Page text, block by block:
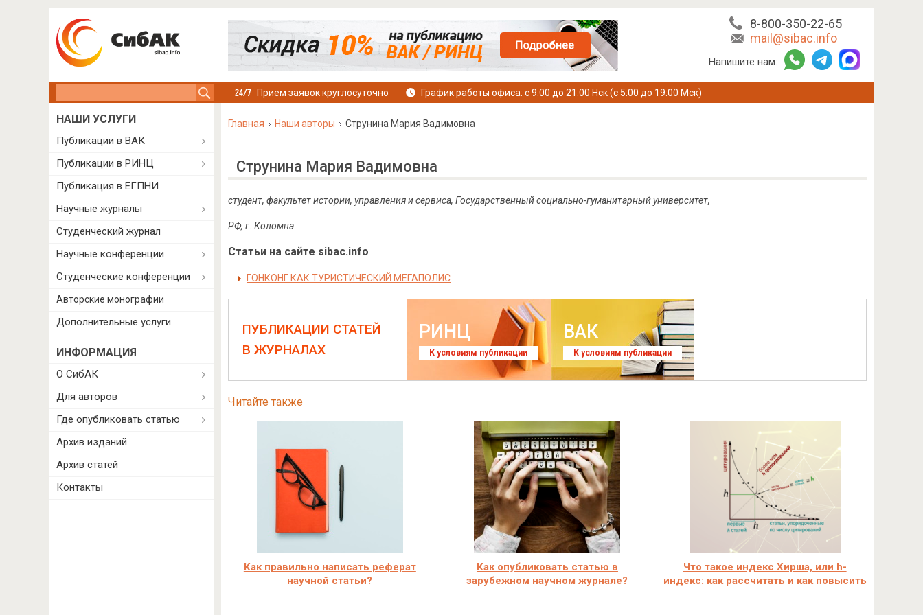
8-800-350-22-65
mail@sibac.info
Напишите нам:
Прием заявок круглосуточно График работы офиса: с 9:00 до 21:00 Нск (с 5:00 до 19:00 Мск)
Главная Наши авторы Струнина Мария Вадимовна
Струнина Мария Вадимовна
студент, факультет истории, управления и сервиса, Государственный социально-гуманитарный университет,
РФ, г. Коломна
Статьи на сайте sibac.info
ГОНКОНГ КАК ТУРИСТИЧЕСКИЙ МЕГАПОЛИС
ПУБЛИКАЦИИ СТАТЕЙ
В ЖУРНАЛАХ
РИНЦ
К условиям публикации
ВАК
К условиям публикации
Читайте также
Как правильно написать реферат
научной статьи?
Как опубликовать статью в
зарубежном научном журнале?
Что такое индекс Хирша, или h-
индекс: как рассчитать и как повысить
НАШИ УСЛУГИ
Публикации в ВАК
Публикации в РИНЦ
Публикация в ЕГПНИ
Научные журналы
Студенческий журнал
Научные конференции
Студенческие конференции
Авторские монографии
Дополнительные услуги
ИНФОРМАЦИЯ
О СибАК
Для авторов
Где опубликовать статью
Архив изданий
Архив статей
Контакты